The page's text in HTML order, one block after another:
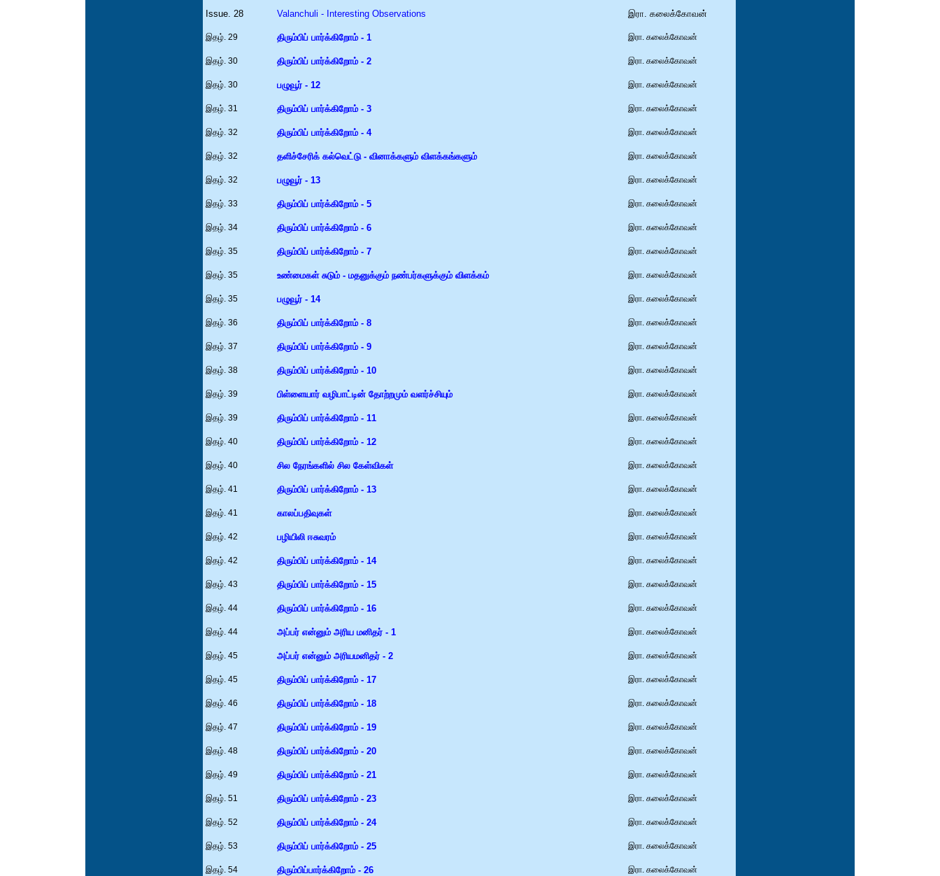
Issue. 28 Valanchuli - Interesting Observations இரா. கலைக்கோவன்
இதழ். 29 திரும்பிப் பார்க்கிறோம் - 1 இரா. கலைக்கோவன்
இதழ். 30 திரும்பிப் பார்க்கிறோம் - 2 இரா. கலைக்கோவன்
இதழ். 30 பழுவூர் - 12 இரா. கலைக்கோவன்
இதழ். 31 திரும்பிப் பார்க்கிறோம் - 3 இரா. கலைக்கோவன்
இதழ். 32 திரும்பிப் பார்க்கிறோம் - 4 இரா. கலைக்கோவன்
இதழ். 32 தளிச்சேரிக் கல்வெட்டு - வினாக்களும் விளக்கங்களும் இரா. கலைக்கோவன்
இதழ். 32 பழுவூர் - 13 இரா. கலைக்கோவன்
இதழ். 33 திரும்பிப் பார்க்கிறோம் - 5 இரா. கலைக்கோவன்
இதழ். 34 திரும்பிப் பார்க்கிறோம் - 6 இரா. கலைக்கோவன்
இதழ். 35 திரும்பிப் பார்க்கிறோம் - 7 இரா. கலைக்கோவன்
இதழ். 35 உண்மைகள் சுடும் - மதனுக்கும் நண்பர்களுக்கும் விளக்கம் இரா. கலைக்கோவன்
இதழ். 35 பழுவூர் - 14 இரா. கலைக்கோவன்
இதழ். 36 திரும்பிப் பார்க்கிறோம் - 8 இரா. கலைக்கோவன்
இதழ். 37 திரும்பிப் பார்க்கிறோம் - 9 இரா. கலைக்கோவன்
இதழ். 38 திரும்பிப் பார்க்கிறோம் - 10 இரா. கலைக்கோவன்
இதழ். 39 பிள்ளையார் வழிபாட்டின் தோற்றமும் வளர்ச்சியும் இரா. கலைக்கோவன்
இதழ். 39 திரும்பிப் பார்க்கிறோம் - 11 இரா. கலைக்கோவன்
இதழ். 40 திரும்பிப் பார்க்கிறோம் - 12 இரா. கலைக்கோவன்
இதழ். 40 சில நேரங்களில் சில கேள்விகள் இரா. கலைக்கோவன்
இதழ். 41 திரும்பிப் பார்க்கிறோம் - 13 இரா. கலைக்கோவன்
இதழ். 41 காலப்பதிவுகள் இரா. கலைக்கோவன்
இதழ். 42 பழியிலி ஈசுவரம் இரா. கலைக்கோவன்
இதழ். 42 திரும்பிப் பார்க்கிறோம் - 14 இரா. கலைக்கோவன்
இதழ். 43 திரும்பிப் பார்க்கிறோம் - 15 இரா. கலைக்கோவன்
இதழ். 44 திரும்பிப் பார்க்கிறோம் - 16 இரா. கலைக்கோவன்
இதழ். 44 அப்பர் என்னும் அரிய மனிதர் - 1 இரா. கலைக்கோவன்
இதழ். 45 அப்பர் என்னும் அரியமனிதர் - 2 இரா. கலைக்கோவன்
இதழ். 45 திரும்பிப் பார்க்கிறோம் - 17 இரா. கலைக்கோவன்
இதழ். 46 திரும்பிப் பார்க்கிறோம் - 18 இரா. கலைக்கோவன்
இதழ். 47 திரும்பிப் பார்க்கிறோம் - 19 இரா. கலைக்கோவன்
இதழ். 48 திரும்பிப் பார்க்கிறோம் - 20 இரா. கலைக்கோவன்
இதழ். 49 திரும்பிப் பார்க்கிறோம் - 21 இரா. கலைக்கோவன்
இதழ். 51 திரும்பிப் பார்க்கிறோம் - 23 இரா. கலைக்கோவன்
இதழ். 52 திரும்பிப் பார்க்கிறோம் - 24 இரா. கலைக்கோவன்
இதழ். 53 திரும்பிப் பார்க்கிறோம் - 25 இரா. கலைக்கோவன்
இதழ். 54 திரும்பிப்பார்க்கிறோம் - 26 இரா. கலைக்கோவன்